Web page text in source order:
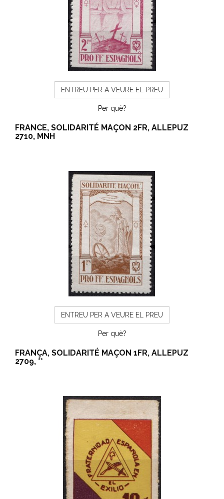
ENTREU PER A VEURE EL PREU
Per què?
FRANCE, SOLIDARITÉ MAÇON 2FR, ALLEPUZ
2710, MNH
ENTREU PER A VEURE EL PREU
Per què?
FRANÇA, SOLIDARITÉ MAÇON 1FR, ALLEPUZ
2709, **